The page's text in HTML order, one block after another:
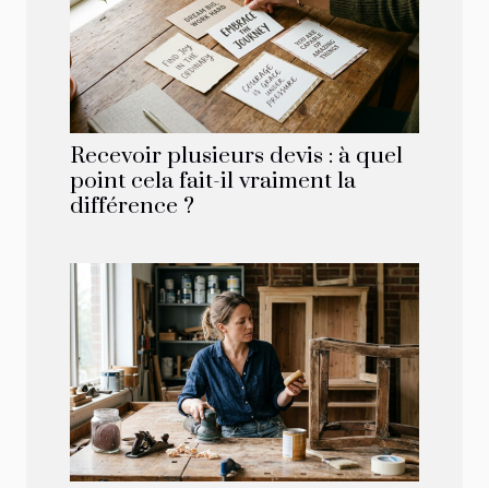
Recevoir plusieurs devis : à quel
point cela fait-il vraiment la
différence ?